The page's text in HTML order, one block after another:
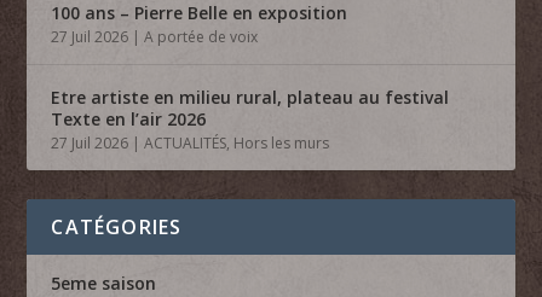
100 ans – Pierre Belle en exposition
27 Juil 2026 |A portée de voix
Etre artiste en milieu rural, plateau au festival
Texte en l’air 2026
27 Juil 2026 |ACTUALITÉS, Hors les murs
CATÉGORIES
5eme saison